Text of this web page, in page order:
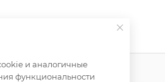
и аналогичные
функциональности